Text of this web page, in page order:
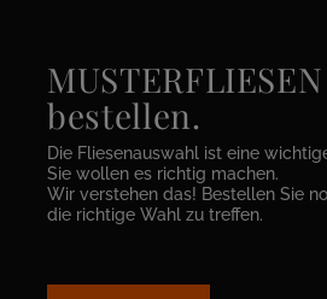
bestellen.
Die Fliesenauswahl ist eine
Sie wollen es richtig machen.
Wir verstehen das! Bestellen Sie
die richtige Wahl zu treffen.